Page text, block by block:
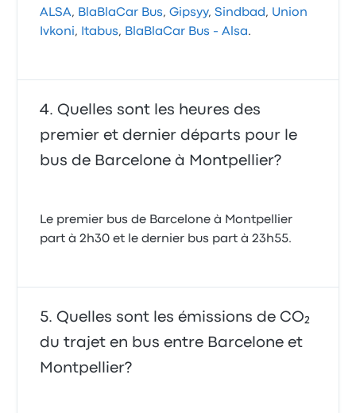
ALSA, BlaBlaCar Bus,Gipsyy,Sindbad , Union
Ivkoni, Itabus, BlaBlaCar Bus - Alsa.
Quelles sont les heures des
premier et dernier départs pour le
bus de Barcelone à Montpellier?
Le premier bus de Barcelone à Montpellier
part à 2h30 et le dernier bus part à 23h55.
Quelles sont les émissions de CO₂
du trajet en bus entre Barcelone et
Montpellier?